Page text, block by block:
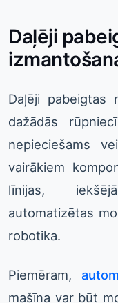
Daļēji
Daļēji pabeigtas
dažādās
nepieciešams
vairākiem
līnijas,
automatizētas
robotika.
Piemēram,
mašīna var būt